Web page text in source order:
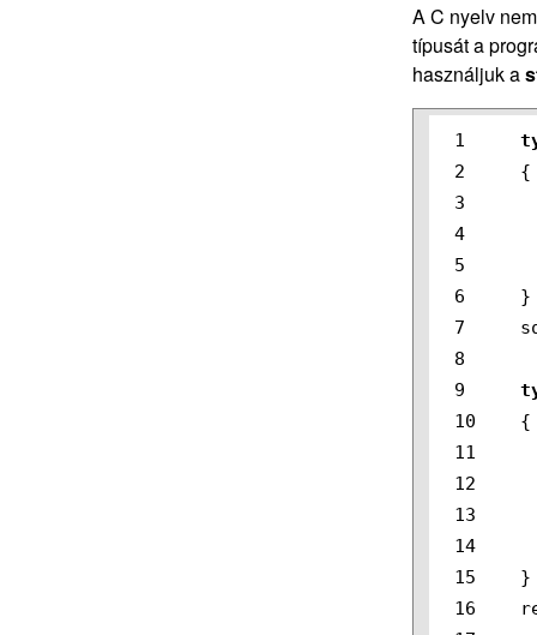
A C nyelv
típusát a
használjuk a
1
2
3
4
5
6
7
8
9
10
11
12
13
14
15
16
{
}
{
}